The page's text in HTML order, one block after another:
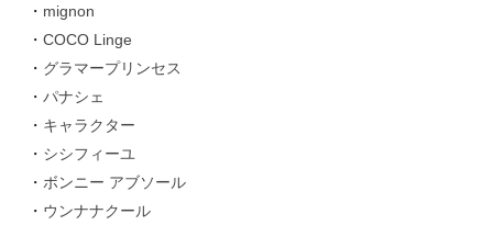
mignon
COCO Linge
グラマープリンセス
パナシェ
キャラクター
シシフィーユ
ボンニー アブソール
ウンナナクール